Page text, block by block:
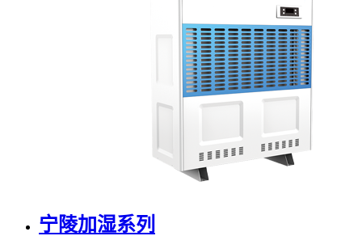
宁陵加湿系列